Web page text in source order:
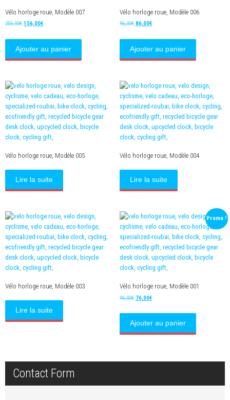
Vélo horloge roue, Modèle 007
256,00€ Le
156,00€Le
est :
Ajouter au panier
Vélo horloge roue, Modèle 006
96,00€ Le
était :
86,00€Le
Ajouter au panier
Vélo horloge roue, Modèle 005
Lire la suite
Vélo horloge roue, Modèle 004
Lire la suite
Vélo horloge roue, Modèle 003
Lire la suite
Promo !
Vélo horloge roue, Modèle 001
96,00€ Le
était :
76,00€Le
Ajouter au panier
Contact Form